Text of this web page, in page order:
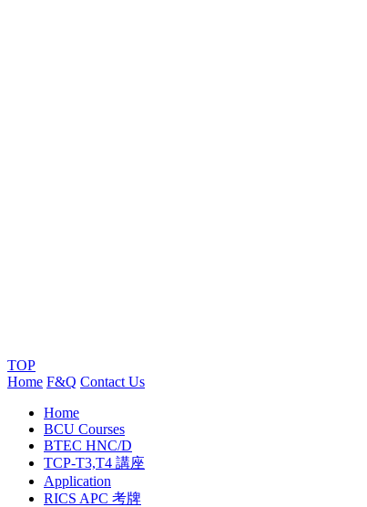
TOP
Home F&Q Contact Us
Home
BCU Courses
BTEC HNC/D
TCP-T3,T4 講座
Application
RICS APC 考牌